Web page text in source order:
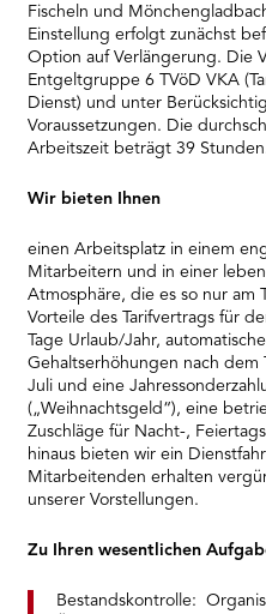
Fischeln und
Einstellung erfolgt zunächst
Option auf Verlängerung. Die
Entgeltgruppe 6 TVöD VKA
Dienst) und unter
Voraussetzungen. Die
Arbeitszeit beträgt 39
Wir bieten Ihnen
einen Arbeitsplatz in einem
Mitarbeitern und in einer
Atmosphäre, die es so nur am
Vorteile des Tarifvertrags für
Tage Urlaub/Jahr,
Gehaltserhöhungen nach
Juli und eine
(„Weihnachtsgeld“), eine
Zuschläge für Nacht-,
hinaus bieten wir ein
Mitarbeitenden erhalten
unserer Vorstellungen.
Zu Ihren wesentlichen
Bestandskontrolle: